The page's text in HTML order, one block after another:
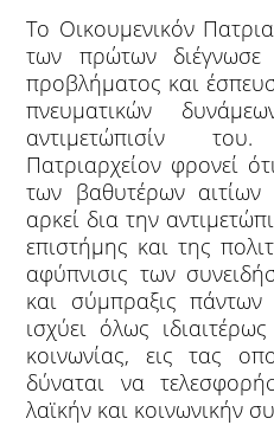
Το Οικουμενικόν
των πρώτων
προβλήματος και
πνευματικών
αντιμετώπισίν
Πατριαρχείον φρονεί
των βαθυτέρων
αρκεί δια την
επιστήμης και της
αφύπνισις των
και σύμπραξις
ισχύει όλως
κοινωνίας, εις τας
δύναται να
λαϊκήν και κοινωνικήν